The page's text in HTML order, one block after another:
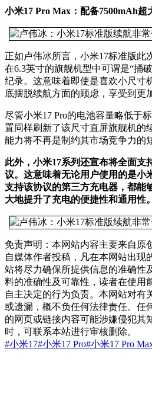
小米17 Pro Max：配备7500mAh超
正如卢伟冰所言，小米17标准版此
在6.3英寸的旗舰机型中可谓是“捅
纪录。这意味着即使是喜欢小尺寸
底摆脱续航方面的顾虑，享受到更
尽管小米17 Pro的电池容量略低于
置同样刷新了该尺寸直屏旗舰机的
能力将不再是制约其市场竞争力的
此外，小米17系列还宣布将全面支
议。这意味着无论用户使用的是小
支持该协议的第三方充电器，都能
大地提升了充电的便捷性和通用性。
免责声明：本网站内容主要来自原
自媒体作者投稿，凡在本网站出现
站将尽力确保所提供信息的准确性
料的准确性及可靠性，读者在使用
自主决定的行为负责。本网站对有
或遗漏，概不负任何法律责任。任
的网页或链接内容可能涉嫌侵犯其
时，可联系本站进行审核删除。
#小米17#小米17 Pro#小米17 Pro